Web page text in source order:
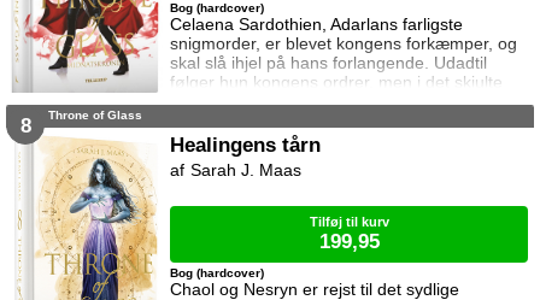
Celaena Sardothien, Adarlans farligste
snigmorder, er blevet kongens forkæmper, og
skal slå ihjel på hans forlangende. Udadtil
følger hun kongens ordrer, men i det skjulte
modarbejder hun ham. Det bliver dog stadig
vennerne, der intet kender til hendes private
oprør. Den for længst hedengangne dronning,
Elena, sætter samtidig Celaena på en svær
Bog (hardcover)
8 Throne of Glass
Healingens tårn
Chaol og Nesryn er rejst til det sydlige
Bog (hardcover)
Sarah J. Maas
Tilføj til kurv
199,95